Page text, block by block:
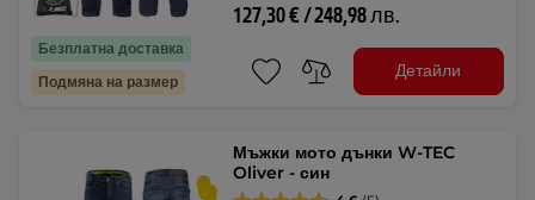
Безплатна доставка
Подмяна на размер
127,30 € / 248,98 лв.
Детайли
Мъжки мото дънки W-TEC
Oliver - син